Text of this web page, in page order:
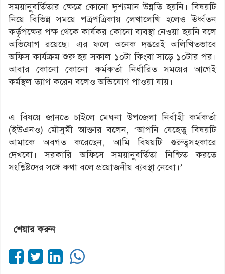
সময়ানুবর্তিতার ক্ষেত্রে কোনো দৃশ্যমান উন্নতি হয়নি। বিষয়টি
নিয়ে বিভিন্ন সময়ে পত্রপত্রিকায় লেখালেখি হলেও ঊর্ধ্বতন
কর্তৃপক্ষের পক্ষ থেকে কার্যকর কোনো ব্যবস্থা নেওয়া হয়নি বলে
অভিযোগ রয়েছে। এর ফলে অনেক দপ্তরেই অলিখিতভাবে
অফিস কার্যক্রম শুরু হয় সকাল ১০টা কিংবা সাড়ে ১০টার পর।
আবার কোনো কোনো কর্মকর্তা নির্ধারিত সময়ের আগেই
কর্মস্থল ত্যাগ করেন বলেও অভিযোগ পাওয়া যায়।
এ বিষয়ে জানতে চাইলে মেঘনা উপজেলা নির্বাহী কর্মকর্তা
(ইউএনও) মৌসুমী আক্তার বলেন, ‘আপনি যেহেতু বিষয়টি
আমাকে অবগত করেছেন, আমি বিষয়টি গুরুত্বসহকারে
দেখবো। সরকারি অফিসে সময়ানুবর্তিতা নিশ্চিত করতে
সংশ্লিষ্টদের সঙ্গে কথা বলে প্রয়োজনীয় ব্যবস্থা নেবো।’
শেয়ার করুন